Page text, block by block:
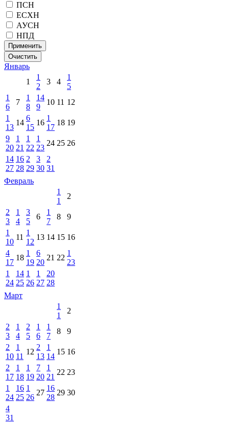
ПСН
ЕСХН
АУСН
НПД
Применить
Очистить
Январь
1
1
2
3 4
1
5
1
6
7
1
8
14
9
10 11 12
1
13
14
6
15
16
1
17
18 19
9
20
1
21
1
22
1
23
24 25 26
14
27
16
28
2
29
3
30
2
31
Февраль
1
1
2
2
3
1
4
3
5
6
1
7
8
9
1
10
11
1
12
13 14 15 16
4
17
18
1
19
6
20
21 22
1
23
1
24
14
25
1
26
1
27
20
28
Март
1
1
2
2
3
1
4
2
5
1
6
1
7
8
9
2
10
1
11
12
2
13
1
14
15 16
2
17
1
18
1
19
7
20
1
21
22 23
1
24
16
25
1
26
27
16
28
29 30
4
31